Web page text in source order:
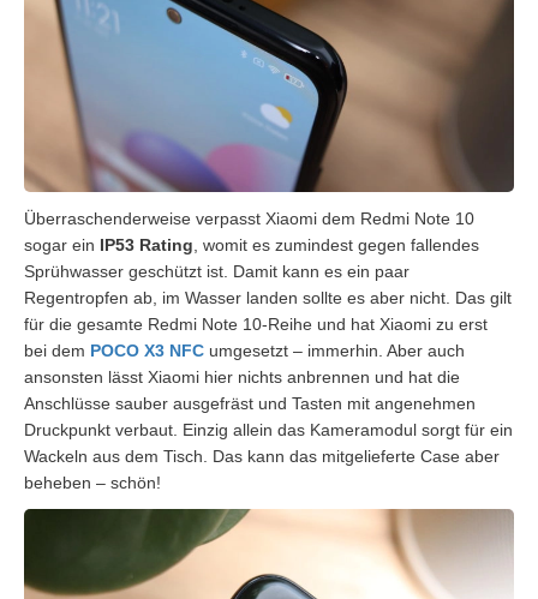
Überraschenderweise verpasst Xiaomi dem Redmi Note 10
sogar ein IP53 Rating , womit es zumindest gegen fallendes
Sprühwasser geschützt ist. Damit kann es ein paar
Regentropfen ab, im Wasser landen sollte es aber nicht. Das gilt
für die gesamte Redmi Note 10-Reihe und hat Xiaomi zu erst
bei dem POCO X3 NFC umgesetzt – immerhin. Aber auch
ansonsten lässt Xiaomi hier nichts anbrennen und hat die
Anschlüsse sauber ausgefräst und Tasten mit angenehmen
Druckpunkt verbaut. Einzig allein das Kameramodul sorgt für ein
Wackeln aus dem Tisch. Das kann das mitgelieferte Case aber
beheben – schön!